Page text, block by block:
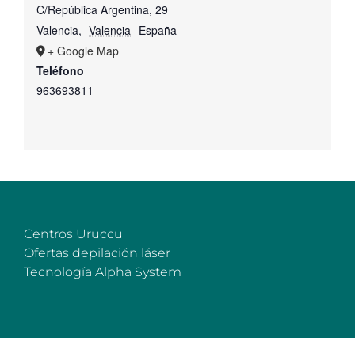
C/República Argentina, 29
Valencia, Valencia España
+ Google Map
Teléfono
963693811
Centros Uruccu
Ofertas depilación láser
Tecnología Alpha System